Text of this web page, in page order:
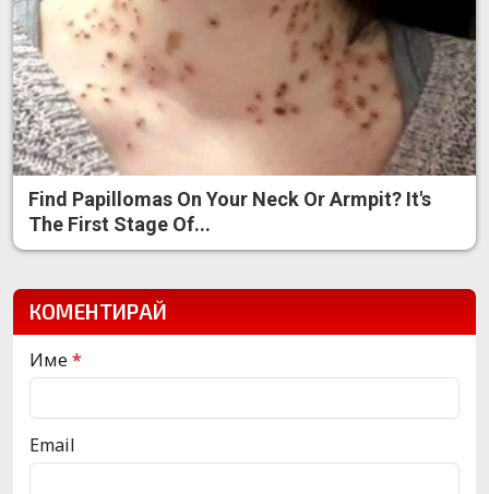
Find Papillomas On Your Neck Or Armpit? It's
The First Stage Of...
КОМЕНТИРАЙ
Име*
Email